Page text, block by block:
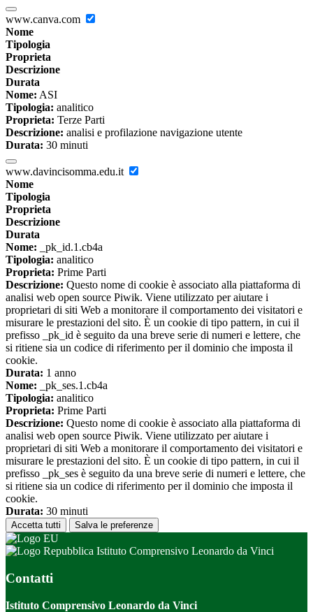
www.canva.com
Nome
Tipologia
Proprieta
Descrizione
Durata
Nome: ASI
Tipologia: analitico
Proprieta: Terze Parti
Descrizione: analisi e profilazione navigazione utente
Durata: 30 minuti
www.davincisomma.edu.it
Nome
Tipologia
Proprieta
Descrizione
Durata
Nome: _pk_id.1.cb4a
Tipologia: analitico
Proprieta: Prime Parti
Descrizione: Questo nome di cookie è associato alla piattaforma di
analisi web open source Piwik. Viene utilizzato per aiutare i
proprietari di siti Web a monitorare il comportamento dei visitatori e
misurare le prestazioni del sito. È un cookie di tipo pattern, in cui il
prefisso _pk_id è seguito da una breve serie di numeri e lettere, che
si ritiene sia un codice di riferimento per il dominio che imposta il
cookie.
Durata: 1 anno
Nome: _pk_ses.1.cb4a
Tipologia: analitico
Proprieta: Prime Parti
Descrizione: Questo nome di cookie è associato alla piattaforma di
analisi web open source Piwik. Viene utilizzato per aiutare i
proprietari di siti Web a monitorare il comportamento dei visitatori e
misurare le prestazioni del sito. È un cookie di tipo pattern, in cui il
prefisso _pk_ses è seguito da una breve serie di numeri e lettere, che
si ritiene sia un codice di riferimento per il dominio che imposta il
cookie.
Durata: 30 minuti
Accetta tutti Salva le preferenze
Istituto Comprensivo Leonardo da Vinci
Contatti
Istituto Comprensivo Leonardo da Vinci